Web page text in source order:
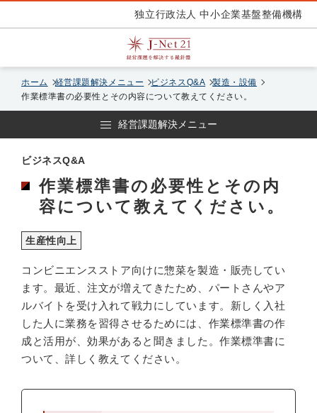
独立行政法人 中小企業基盤整備機構
ホーム 経営課題解決メニュー ビジネスQ&A
製造・設備
作業標準書の必要性とその内容について教えてください。
経営課題解決メニュー
ビジネスQ&A
作業標準書の必要性とその内
容について教えてください。
生産性向上
コンビニエンスストア向けに惣菜を製造・販売してい
ます。最近、注文が増えてきたため、パートさんやア
ルバイトを受け入れて戦力にしています。新しく入社
した人に業務を習得させるためには、作業標準書の作
成と活用が、効果があると聞きました。作業標準書に
ついて、詳しく教えてください。